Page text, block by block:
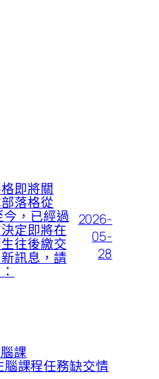
即將關
落格從
，已經過
定即將在
往後繳交
訊息，請
2026-
05-
28
課
課程任務缺交情